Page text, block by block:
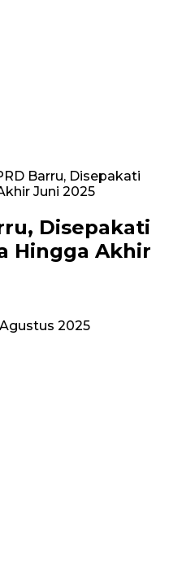
Barru, Disepakati
Juni 2025
Disepakati
Hingga Akhir
2025